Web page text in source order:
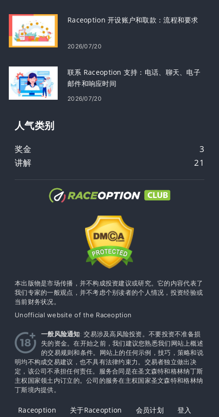
Raceoption 开设账户和取款：流程和要求
2026/07/20
联系 Raceoption 支持：电话、聊天、电子
邮件和响应时间
2026/07/20
人气类​​别
奖金
3
讲解
21
本出版物是市场传播，并不构成投资建议或研究。它的内容代表了
我们专家的一般观点，并不考虑个别读者的个人情况，投资经验或
当前财务状况。
Unofficial website of the Raceoption
一般风险通知: 交易涉及高风险投资。不要投资不准备损
失的资金。在开始之前，我们建议您熟悉我们网站上概述
的交易规则和条件。网站上的任何示例，技巧，策略和说
明均不构成交易建议，也不具有法律约束力。交易者独立做出决
定，该公司不承担任何责任。服务合同是在圣文森特和格林纳丁斯
主权国家领土内订立的。公司的服务在主权​​国家圣文森特和格林纳
丁斯境内提供。
Raceoption 关于Raceoption 会员计划 登入